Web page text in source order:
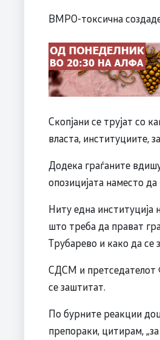
ВМРО-токсична создаде
Скопјани се трујат со
власта, институциите,
Додека граѓаните
опозицијата наместо
Ниту една
што треба да прават
Трубарево и како да се
СДСМ и претседателот
се заштитат.
По бурните реакции
препораки, цитирам,